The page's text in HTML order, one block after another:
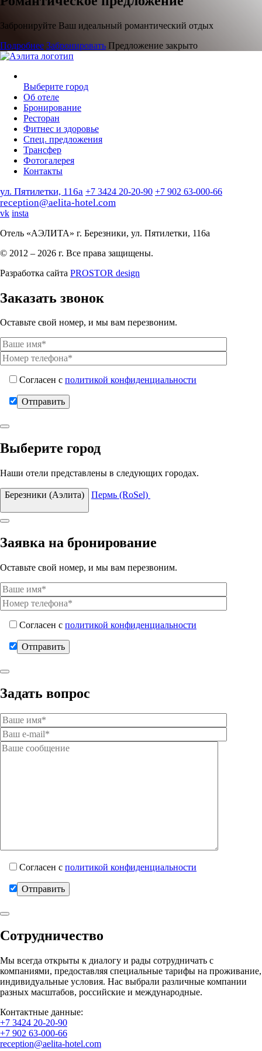
Забронируйте Ваш идеальный романтический отдых
Подробнее Забронировать Предложение закрыто
Выберите город
Об отеле
Бронирование
Ресторан
Фитнес и здоровье
Спец. предложения
Трансфер
Фотогалерея
Контакты
ул. Пятилетки, 116а +7 3424 20-20-90 +7 902 63-000-66
reception@aelita-hotel.com
vk insta
Отель «АЭЛИТА» г. Березники, ул. Пятилетки, 116а
© 2012 – 2026 г. Все права защищены.
Разработка сайта PROSTOR design
Заказать звонок
Оставьте свой номер, и мы вам перезвоним.
Согласен с политикой конфиденциальности
Выберите город
Наши отели представлены в следующих городах.
Березники (Аэлита) Пермь (RoSel)
Заявка на бронирование
Оставьте свой номер, и мы вам перезвоним.
Согласен с политикой конфиденциальности
Задать вопрос
Согласен с политикой конфиденциальности
Сотрудничество
Мы всегда открыты к диалогу и рады сотрудничать с
компаниями, предоставляя специальные тарифы на проживание,
индивидуальные условия. Нас выбрали различные компании
разных масштабов, российские и международные.
Контактные данные:
+7 3424 20-20-90
+7 902 63-000-66
reception@aelita-hotel.com